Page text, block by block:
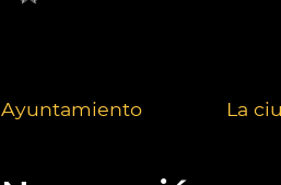
Ayuntamiento La